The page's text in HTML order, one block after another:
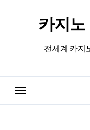
카지
전세계 카지